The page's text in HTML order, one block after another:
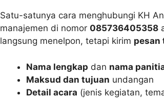
Satu-satunya cara menghubungi KH
manajemen di nomor 085736405358
langsung menelpon, tetapi kirim pesan
Nama lengkap dan nama
Maksud dan tujuan undangan
Detail acara (jenis kegiatan,